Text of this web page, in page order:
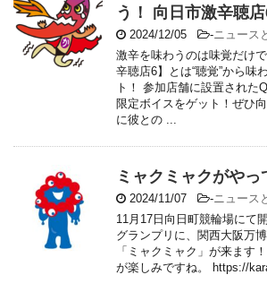
う！ 向日市激辛聴
2024/12/05 -ニュース
激辛を味わうのは味覚だけ
辛聴店6】とは“聴覚”から味
ト！ 参加店舗に設置された
限定ボイスをゲット！ぜひ
に彼との ...
ミャクミャクがやっ
2024/11/07 -ニュース
11月17日向日町競輪場にて
グランプリに、関西大阪万
「ミャクミャク」が来ます
が楽しみですね。 https://